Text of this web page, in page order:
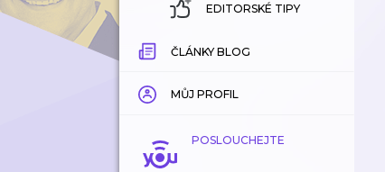
EDITORSKÉ TIPY
ČLÁNKY BLOG
MŮJ PROFIL
POSLOUCHEJTE